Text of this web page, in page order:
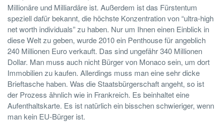
Millionäre und Milliardäre ist. Außerdem ist das Fürstentum
speziell dafür bekannt, die höchste Konzentration von“ultra-high
net worth individuals”zu haben. Nur um Ihnen einen Einblick in
diese Welt zu geben, wurde 2010 ein Penthouse für angeblich
240 Millionen Euro verkauft. Das sind ungefähr 340 Millionen
Dollar. Man muss auch nicht Bürger von Monaco sein, um dort
Immobilien zu kaufen. Allerdings muss man eine sehr dicke
Brieftasche haben. Was die Staatsbürgerschaft angeht, so ist
der Prozess ähnlich wie in Frankreich. Es beinhaltet eine
Aufenthaltskarte. Es ist natürlich ein bisschen schwieriger, wenn
man kein EU-Bürger ist.